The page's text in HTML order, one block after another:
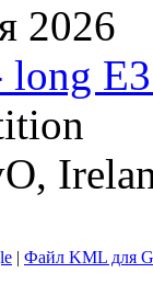
2026
| Файл KML для